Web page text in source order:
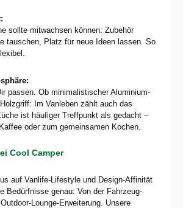
sollte mitwachsen können: Zubehör
tauschen, Platz für neue Ideen lassen. So
passen. Ob minimalistischer Aluminium-
Im Vanleben zählt auch das
ist häufiger Treffpunkt als gedacht –
oder zum gemeinsamen Kochen.
Cool Camper
auf Vanlife-Lifestyle und Design-Affinität
Bedürfnisse genau: Von der Fahrzeug-
Lounge-Erweiterung. Unsere